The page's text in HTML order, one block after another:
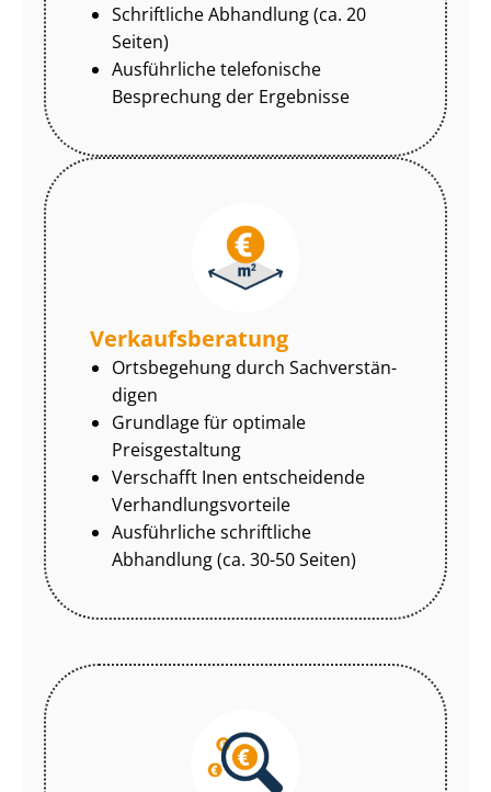
Schriftliche Abhandlung (ca. 20
Seiten)
Ausführliche telefonische
Besprechung der Ergebnisse
Ver­kaufs­be­ra­tung
Ortsbegehung durch Sach­ver­stän­
di­gen
Grundlage für optimale
Preisgestaltung
Verschafft Inen entscheidende
Ver­hand­lungs­vor­tei­le
Ausführliche schriftliche
Abhandlung (ca. 30-50 Seiten)